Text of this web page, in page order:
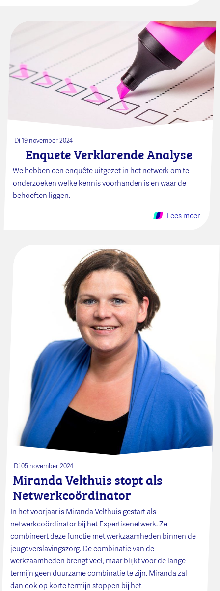
Di 19 november 2024
Enquete Verklarende Analyse
We hebben een enquête uitgezet in het netwerk om te
onderzoeken welke kennis voorhanden is en waar de
behoeften liggen.
Lees meer
Di 05 november 2024
Miranda Velthuis stopt als
Netwerkcoördinator
In het voorjaar is Miranda Velthuis gestart als
netwerkcoördinator bij het Expertisenetwerk. Ze
combineert deze functie met werkzaamheden binnen de
jeugdverslavingszorg. De combinatie van de
werkzaamheden brengt veel, maar blijkt voor de lange
termijn geen duurzame combinatie te zijn. Miranda zal
dan ook op korte termijn stoppen bij het